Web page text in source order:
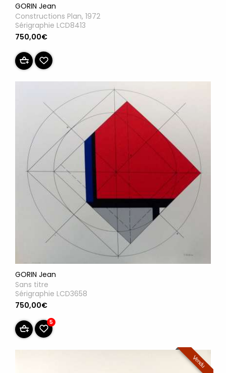
GORIN Jean
Constructions Plan, 1972
Sérigraphie LCD8413
750,00€
GORIN Jean
Sans titre
Sérigraphie LCD3658
750,00€
5
Vendu